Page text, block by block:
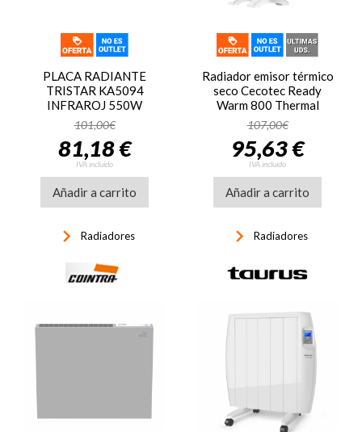
PLACA RADIANTE
TRISTAR KA5094
INFRAROJ 550W
101,00€
81,18 €
IVA incluido
Añadir a carrito
keyboard_arrow_right Radiadores
Radiador emisor térmico
seco Cecotec Ready
Warm 800 Thermal
Connected, 4 elementos,
600W, WiFi, pantalla LED,
mando distancia,
temporizador
programable, hasta 8 m2,
ref. 05372, blanco
107,00€
95,63 €
IVA incluido
Añadir a carrito
keyboard_arrow_right Radiadores